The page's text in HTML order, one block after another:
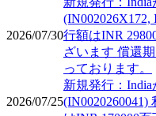
2026/07/30
(IN002026X172,
行額はINR
ざいます 償還
っております。
2026/07/25
新規発行：
(IN0020260041)